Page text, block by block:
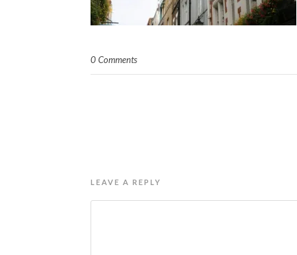
0 Comments
LEAVE A REPLY